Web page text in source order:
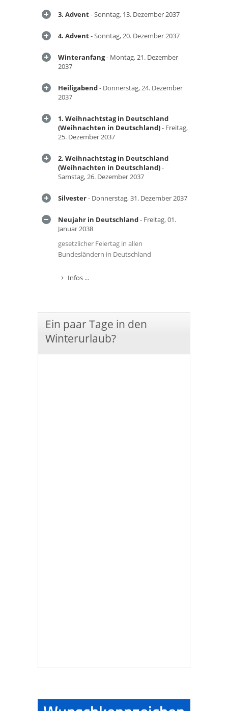
3. Advent- Sonntag, 13. Dezember 2037
4. Advent- Sonntag, 20. Dezember 2037
Winteranfang- Montag, 21. Dezember
2037
Heiligabend- Donnerstag, 24. Dezember
2037
1. Weihnachtstag in Deutschland
(Weihnachten in Deutschland)- Freitag,
25. Dezember 2037
2. Weihnachtstag in Deutschland
(Weihnachten in Deutschland)-
Samstag, 26. Dezember 2037
Silvester- Donnerstag, 31. Dezember 2037
Neujahr in Deutschland- Freitag, 01.
Januar 2038
gesetzlicher Feiertag in allen
Bundesländern in Deutschland
Infos ...
Ein paar Tage in den
Winterurlaub?